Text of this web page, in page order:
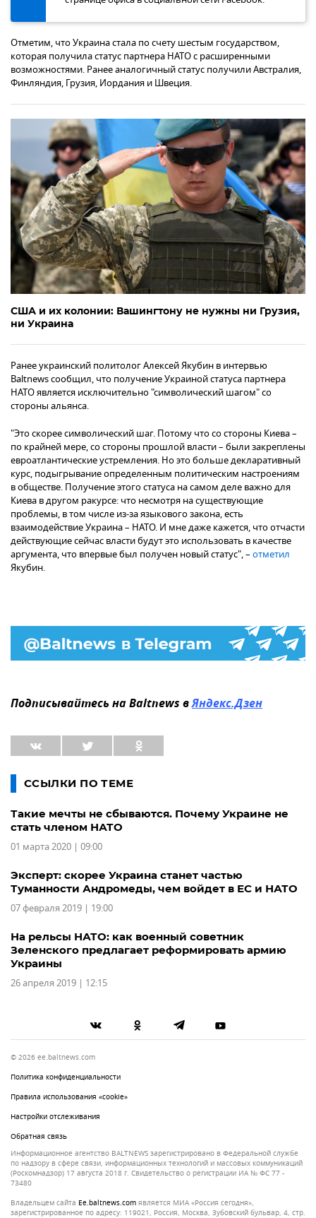
Отметим, что Украина стала по счету шестым государством,
которая получила статус партнера НАТО с расширенными
возможностями. Ранее аналогичный статус получили Австралия,
Финляндия, Грузия, Иордания и Швеция.
США и их колонии: Вашингтону не нужны ни Грузия,
ни Украина
Ранее украинский политолог Алексей Якубин в интервью
Baltnews сообщил, что получение Украиной статуса партнера
НАТО является исключительно "символический шагом" со
стороны альянса.
"Это скорее символический шаг. Потому что со стороны Киева –
по крайней мере, со стороны прошлой власти – были закреплены
евроатлантические устремления. Но это больше декларативный
курс, подыгрывание определенным политическим настроениям
в обществе. Получение этого статуса на самом деле важно для
Киева в другом ракурсе: что несмотря на существующие
проблемы, в том числе из-за языкового закона, есть
взаимодействие Украина – НАТО. И мне даже кажется, что отчасти
действующие сейчас власти будут это использовать в качестве
аргумента, что впервые был получен новый статус", – отметил
Якубин.
Подписывайтесь на Baltnews вЯндекс.Дзен
ССЫЛКИ ПО ТЕМЕ
Такие мечты не сбываются. Почему Украине не
стать членом НАТО
01 марта 2020 | 09:00
Эксперт: скорее Украина станет частью
Туманности Андромеды, чем войдет в ЕС и НАТО
07 февраля 2019 | 19:00
На рельсы НАТО: как военный советник
Зеленского предлагает реформировать армию
Украины
26 апреля 2019 | 12:15
© 2026 ee.baltnews.com
Политика конфиденциальности
Правила использования «cookie»
Настройки отслеживания
Обратная связь
Информационное агентство BALTNEWS зарегистрировано в Федеральной службе
по надзору в сфере связи, информационных технологий и массовых коммуникаций
(Роскомнадзор) 17 августа 2018 г. Свидетельство о регистрации ИА № ФС 77 -
73480
Владельцем сайта
ee.baltnews.com является МИА «Россия сегодня»,
зарегистрированное по адресу: 119021, Россия, Москва, Зубовский бульвар, 4, стр.